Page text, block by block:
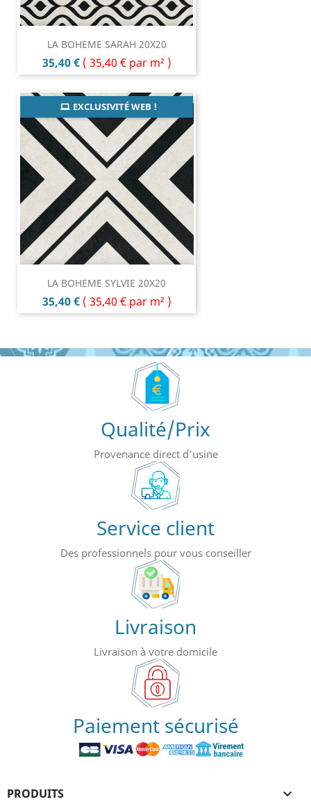
LA BOHEME SARAH 20X20
Prix
35,40 € ( 35,40 € par m² )
LA BOHEME SYLVIE 20X20
Prix
35,40 € ( 35,40 € par m² )
EXCLUSIVITÉ WEB !
Qualité/Prix
Provenance direct d'usine
Service client
Des professionnels pour vous conseiller
Livraison
Livraison à votre domicile
Paiement sécurisé
PRODUITS 